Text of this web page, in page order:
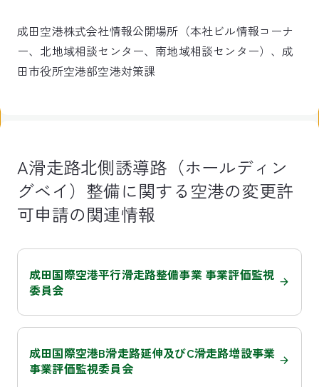
成田空港株式会社情報公開場所（本社ビル情報コーナ
ー、北地域相談センター、南地域相談センター）、成
田市役所空港部空港対策課
A滑走路北側誘導路（ホールディン
グベイ）整備に関する空港の変更許
可申請の関連情報
成田国際空港平行滑走路整備事業 事業評価監視
委員会
成田国際空港B滑走路延伸及びC滑走路増設事業
事業評価監視委員会